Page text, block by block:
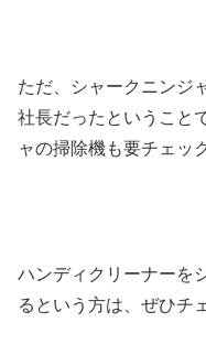
ただ、シャークニンジ
社長だったということ
ャの掃除機も要チェッ
ハンディクリーナーを
るという方は、ぜひチ